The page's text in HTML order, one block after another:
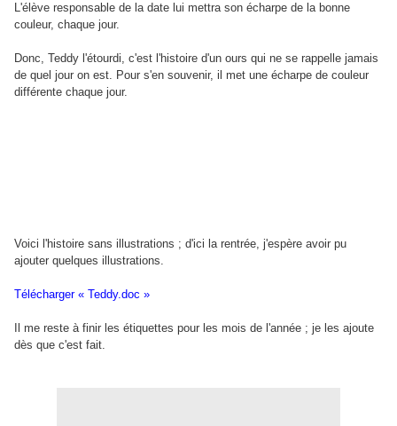
L'élève responsable de la date lui mettra son écharpe de la bonne
couleur, chaque jour.
Donc, Teddy l'étourdi, c'est l'histoire d'un ours qui ne se rappelle jamais
de quel jour on est. Pour s'en souvenir, il met une écharpe de couleur
différente chaque jour.
Voici l'histoire sans illustrations ; d'ici la rentrée, j'espère avoir pu
ajouter quelques illustrations.
Télécharger « Teddy.doc »
Il me reste à finir les étiquettes pour les mois de l'année ; je les ajoute
dès que c'est fait.